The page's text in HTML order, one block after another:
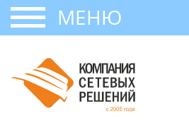
МЕНЮ